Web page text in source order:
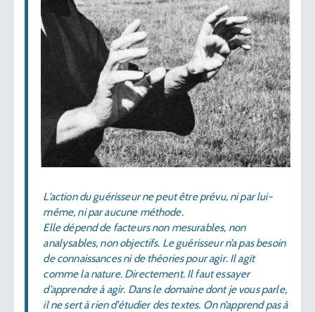
L’action du guérisseur ne peut être prévu, ni par lui-
même, ni par aucune méthode.
Elle dépend de facteurs non mesurables, non
analysables, non objectifs. Le guérisseur n’a pas besoin
de connaissances ni de théories pour agir. Il agit
comme la nature. Directement. Il faut essayer
d’apprendre à agir. Dans le domaine dont je vous parle,
il ne sert à rien d’étudier des textes. On n’apprend pas à